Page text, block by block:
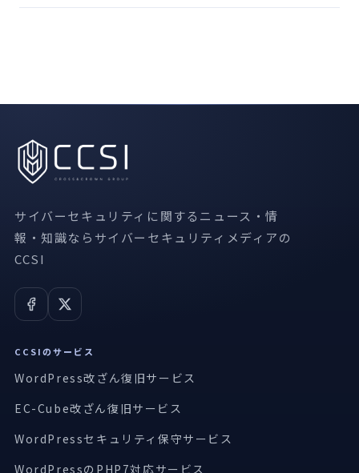
サイバーセキュリティに関するニュース・情
報・知識ならサイバーセキュリティメディアの
CCSI
CCSIのサービス
WordPress改ざん復旧サービス
EC-Cube改ざん復旧サービス
WordPressセキュリティ保守サービス
WordPressのPHP7対応サービス